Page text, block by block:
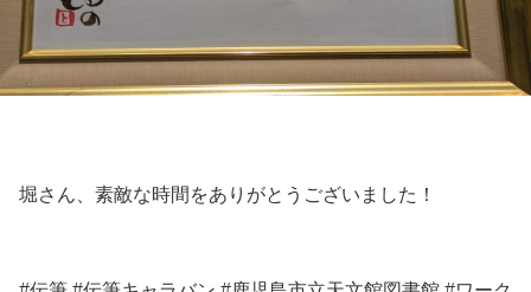
堀さん、素敵な時間をありがとうございました！